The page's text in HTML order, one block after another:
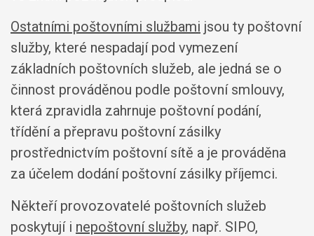
Ostatními poštovními službami jsou ty poštovní
služby, které nespadají pod vymezení
základních poštovních služeb, ale jedná se o
činnost prováděnou podle poštovní smlouvy,
která zpravidla zahrnuje poštovní podání,
třídění a přepravu poštovní zásilky
prostřednictvím poštovní sítě a je prováděna
za účelem dodání poštovní zásilky příjemci.
Někteří provozovatelé poštovních služeb
poskytují i nepoštovní služby, např. SIPO,